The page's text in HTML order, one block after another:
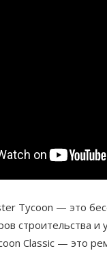
Tycoon — это
строительства и
Classic — это